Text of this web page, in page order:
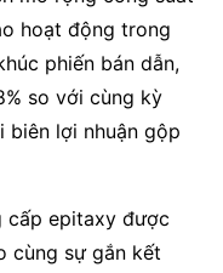
hoạt động trong
phiến bán dẫn,
so với cùng kỳ
biên lợi nhuận gộp
cấp epitaxy được
cùng sự gắn kết